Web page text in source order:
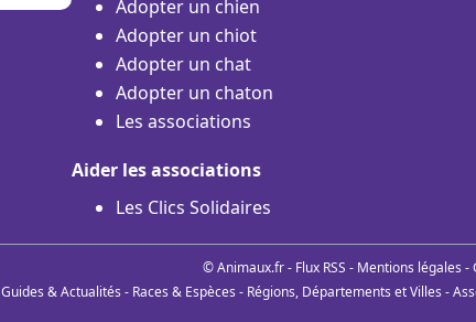
Adopter un chien
Adopter un chiot
Adopter un chat
Adopter un chaton
Les associations
Aider les associations
Les Clics Solidaires
© Animaux.fr - Flux RSS - Mentions légales -
Guides & Actualités - Races & Espèces - Régions, Départements et Villes -